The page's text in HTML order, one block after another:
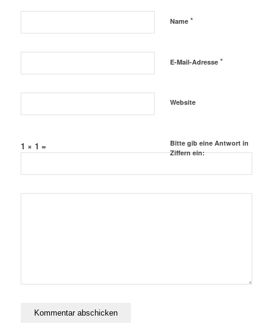
Name *
E-Mail-Adresse *
Website
Bitte gib eine Antwort in
Ziffern ein:
1 × 1 =